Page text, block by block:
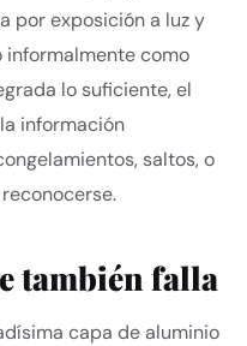
por exposición a luz y
como
lo suficiente, el
información
saltos, o
también falla
capa de aluminio